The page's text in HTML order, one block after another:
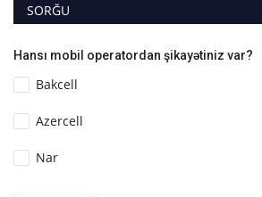
SORĞU
Hansı mobil operatordan şikayətiniz var?
Bakcell
Azercell
Nar